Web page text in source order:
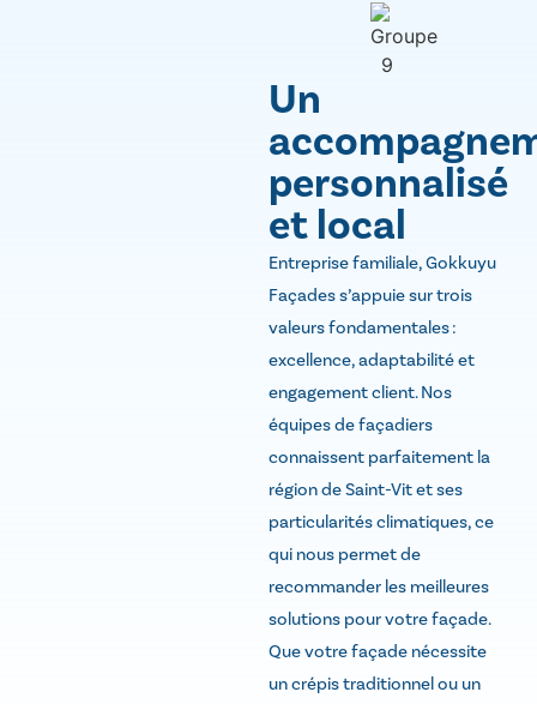
Un
personnalisé
et local
Entreprise familiale, Gokkuyu
Façades s’appuie sur trois
valeurs fondamentales :
excellence, adaptabilité et
engagement client. Nos
équipes de façadiers
connaissent parfaitement la
région de Saint-Vit et ses
particularités climatiques, ce
qui nous permet de
recommander les meilleures
solutions pour votre façade.
Que votre façade nécessite
un crépis traditionnel ou un